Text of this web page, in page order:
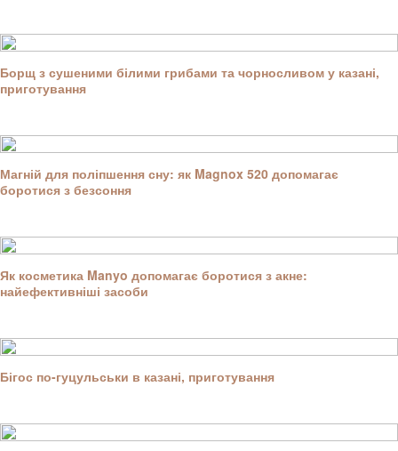
Борщ з сушеними білими грибами та чорносливом у казані,
приготування
Магній для поліпшення сну: як Magnox 520 допомагає
боротися з безсоння
Як косметика Manyo допомагає боротися з акне:
найефективніші засоби
Бігос по-гуцульськи в казані, приготування